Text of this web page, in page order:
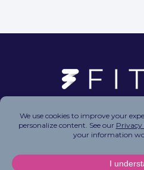
Copyright © 2026 FitOn